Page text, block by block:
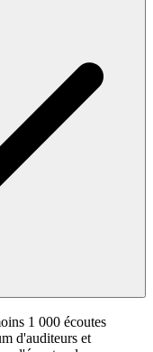
1 000 écoutes
d'auditeurs et